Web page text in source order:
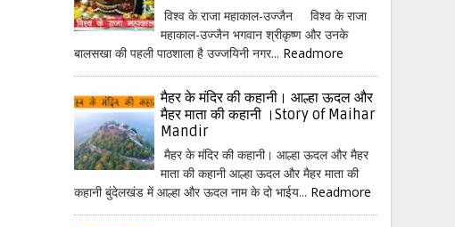
विश्व के राजा महाकाल-उज्जैन विश्व के राजा
महाकाल-उज्जैन भगवान श्रीकृष्ण और उनके
बालसखा की पहली पाठशाला है उज्जयिनी नगर... Readmore
मैहर के मंदिर की कहानी। आल्हा ऊदल और
मैहर माता की कहानी ।Story of Maihar
Mandir
मैहर के मंदिर की कहानी। आल्हा ऊदल और मैहर
माता की कहानी आल्हा ऊदल और मैहर माता की
कहानी बुंदेलखंड में आल्हा और ऊदल नाम के दो भाईय... Readmore